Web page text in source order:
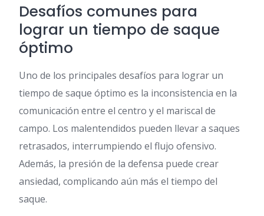
Desafíos comunes para
lograr un tiempo de saque
óptimo
Uno de los principales desafíos para lograr un
tiempo de saque óptimo es la inconsistencia en la
comunicación entre el centro y el mariscal de
campo. Los malentendidos pueden llevar a saques
retrasados, interrumpiendo el flujo ofensivo.
Además, la presión de la defensa puede crear
ansiedad, complicando aún más el tiempo del
saque.